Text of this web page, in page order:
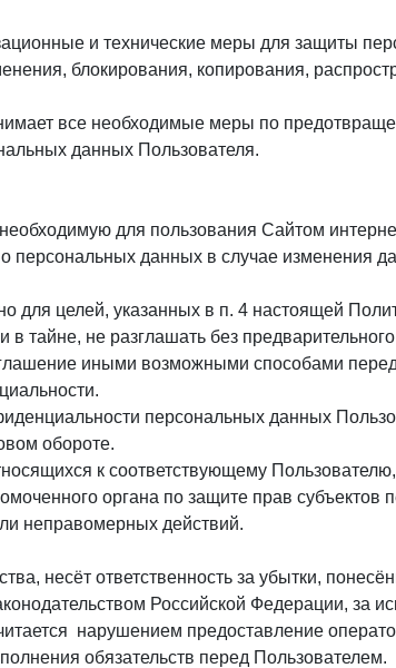
и технические меры для защиты
блокирования, копирования,
все необходимые меры по
данных Пользователя.
для пользования Сайтом
персональных данных в случае изменения
для целей, указанных в п. 4 настоящей
тайне, не разглашать без
иными возможными способами
персональных данных
обороте.
к соответствующему
органа по защите прав
неправомерных действий.
несёт ответственность за убытки,
Российской Федерации, за
нарушением предоставление
обязательств перед Пользователем.